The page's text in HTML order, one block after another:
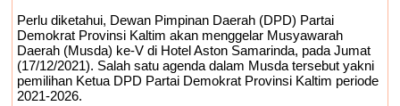
Perlu diketahui, Dewan Pimpinan Daerah (DPD) Partai
Demokrat Provinsi Kaltim akan menggelar Musyawarah
Daerah (Musda) ke-V di Hotel Aston Samarinda, pada Jumat
(17/12/2021). Salah satu agenda dalam Musda tersebut yakni
pemilihan Ketua DPD Partai Demokrat Provinsi Kaltim periode
2021-2026.